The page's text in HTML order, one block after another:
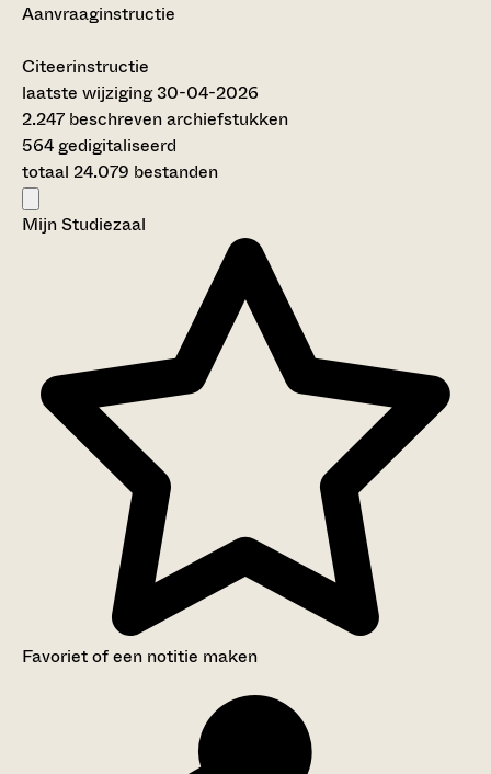
Aanvraaginstructie
Citeerinstructie
laatste wijziging 30-04-2026
2.247 beschreven archiefstukken
564 gedigitaliseerd
totaal 24.079 bestanden
Mijn Studiezaal
Favoriet of een notitie maken